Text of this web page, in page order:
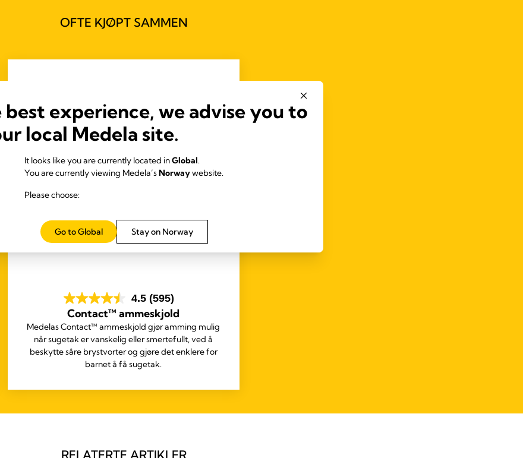
OFTE KJØPT SAMMEN
4.5 (595)
Contact™ ammeskjold
Medelas Contact™ ammeskjold gjør amming mulig
når sugetak er vanskelig eller smertefullt, ved å
beskytte såre brystvorter og gjøre det enklere for
barnet å få sugetak.
RELATERTE ARTIKLER
best experience, we advise you to
local Medela site.
It looks like you are currently located inGlobal.
You are currently viewing Medela’sNorwaywebsite.
Please choose:
Stay on Norway
Go to Global